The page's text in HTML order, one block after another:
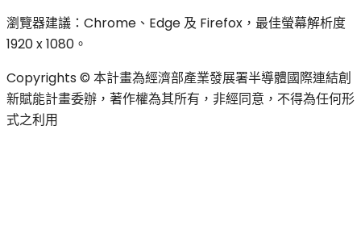
瀏覽器建議：Chrome、Edge 及 Firefox，最佳螢幕解析度
1920 x 1080。
Copyrights © 本計畫為經濟部產業發展署半導體國際連結創
新賦能計畫委辦，著作權為其所有，非經同意，不得為任何形
式之利用